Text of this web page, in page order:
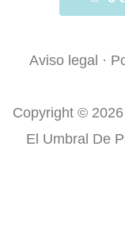
o
-
f
t
r
Aviso legal ·
Copyright © 2026
El Umbral De